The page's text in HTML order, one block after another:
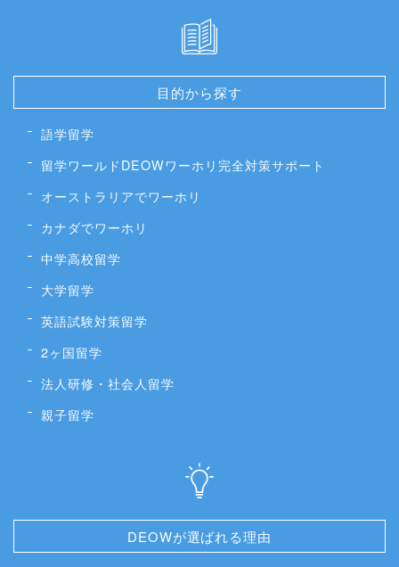
目的から探す
語学留学
留学ワールドDEOWワーホリ完全対策サポート
オーストラリアでワーホリ
カナダでワーホリ
中学高校留学
大学留学
英語試験対策留学
2ヶ国留学
法人研修・社会人留学
親子留学
DEOWが選ばれる理由